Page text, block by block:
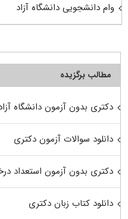
وام دانشجویی دانشگاه آزاد
مطالب برگزیده
دکتری بدون آزمون دانشگاه
دانلود سوالات آزمون دکتری
دکتری بدون آزمون استعداد
دانلود کتاب زبان دکتری